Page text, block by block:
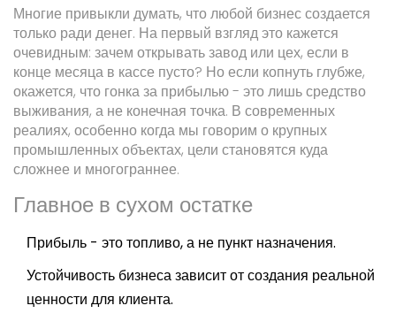
Многие привыкли думать, что любой бизнес создается
только ради денег. На первый взгляд это кажется
очевидным: зачем открывать завод или цех, если в
конце месяца в кассе пусто? Но если копнуть глубже,
окажется, что гонка за прибылью - это лишь средство
выживания, а не конечная точка. В современных
реалиях, особенно когда мы говорим о крупных
промышленных объектах, цели становятся куда
сложнее и многограннее.
Главное в сухом остатке
Прибыль - это топливо, а не пункт назначения.
Устойчивость бизнеса зависит от создания реальной
ценности для клиента.